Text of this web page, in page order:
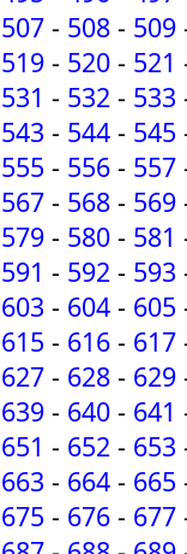
507 - 508 - 509
519 - 520 - 521
531 - 532 - 533
543 - 544 - 545
555 - 556 - 557
567 - 568 - 569
579 - 580 - 581
591 - 592 - 593
603 - 604 - 605
615 - 616 - 617
627 - 628 - 629
639 - 640 - 641
651 - 652 - 653
663 - 664 - 665
675 - 676 - 677